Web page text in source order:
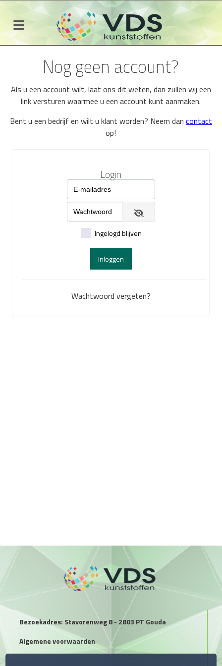
Nog geen account?
Als u een account wilt, laat ons dit weten, dan zullen wij een
link versturen waarmee u een account kunt aanmaken.
Bent u een bedrijf en wilt u klant worden? Neem dan contact
op!
Login
Ingelogd blijven
Inloggen
Wachtwoord vergeten?
Bezoekadres: Stavorenweg 8 - 2803 PT Gouda
Algemene voorwaarden